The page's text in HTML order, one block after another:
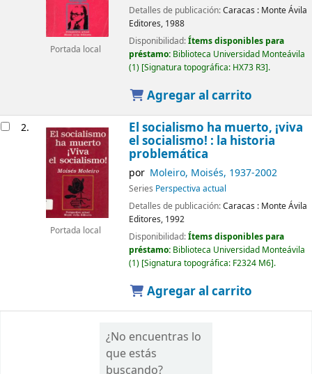
Portada local
Detalles de publicación:Caracas : Monte Ávila
Editores, 1988
Disponibilidad:Ítems disponibles para
préstamo: Biblioteca Universidad Monteávila
(1) Signatura topográfica: HX73 R3 .
Agregar al carrito
2.
Portada local
El socialismo ha muerto, ¡viva
el socialismo! : la historia
problemática
por Moleiro, Moisés, 1937-2002
Series Perspectiva actual
Detalles de publicación:Caracas : Monte Ávila
Editores, 1992
Disponibilidad:Ítems disponibles para
préstamo: Biblioteca Universidad Monteávila
(1) Signatura topográfica: F2324 M6 .
Agregar al carrito
¿No encuentras lo
que estás